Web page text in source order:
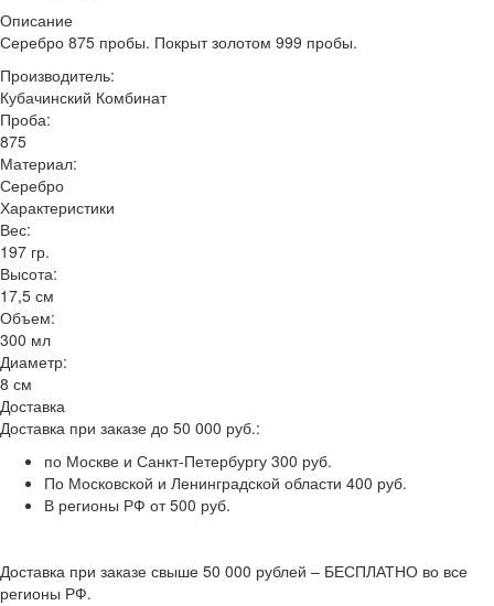
Описание
Серебро 875 пробы. Покрыт золотом 999 пробы.
Производитель:
Кубачинский Комбинат
Проба:
875
Материал:
Серебро
Характеристики
Вес:
197 гр.
Высота:
17,5 см
Объем:
300 мл
Диаметр:
8 см
Доставка
Доставка при заказе до 50 000 руб.:
по Москве и Санкт-Петербургу 300 руб.
По Московской и Ленинградской области 400 руб.
В регионы РФ от 500 руб.
Доставка при заказе свыше 50 000 рублей – БЕСПЛАТНО во все
регионы РФ.